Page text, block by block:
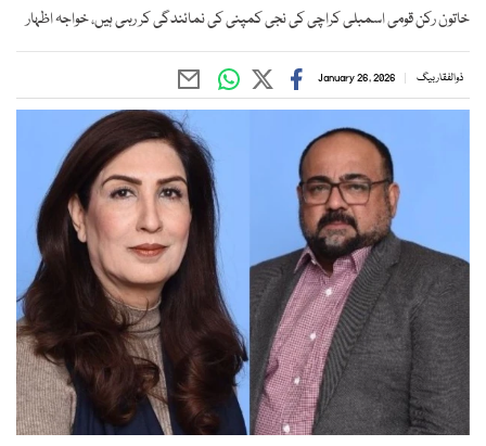
خاتون رکن قومی اسمبلی کراچی کی نجی کمپنی کی نمائندگی کر رہی ہیں، خواجہ اظہار
ذوالفقار بیگ January 26, 2026